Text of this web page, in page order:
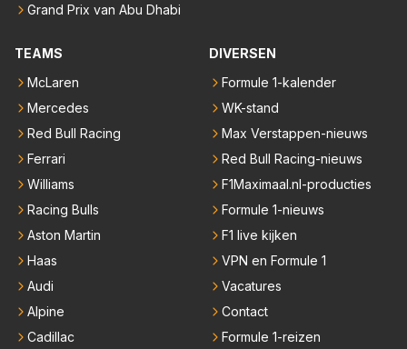
Grand Prix van Abu Dhabi
TEAMS
McLaren
Mercedes
Red Bull Racing
Ferrari
Williams
Racing Bulls
Aston Martin
Haas
Audi
Alpine
Cadillac
DIVERSEN
Formule 1-kalender
WK-stand
Max Verstappen-nieuws
Red Bull Racing-nieuws
F1Maximaal.nl-producties
Formule 1-nieuws
F1 live kijken
VPN en Formule 1
Vacatures
Contact
Formule 1-reizen